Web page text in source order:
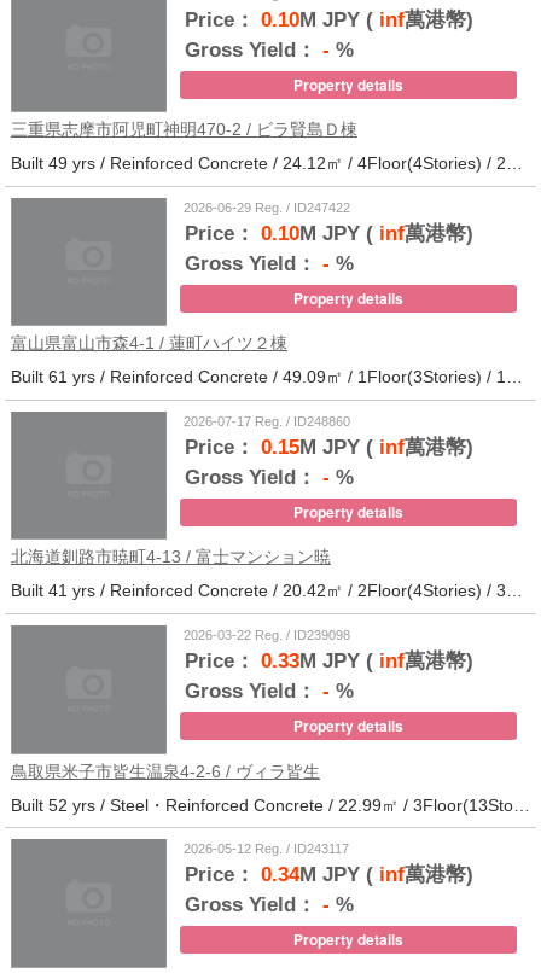
Price： 0.10M JPY (inf萬港幣)
Gross Yield： - %
Property details
三重県志摩市阿児町神明470-2 / ビラ賢島Ｄ棟
Built 49 yrs / Reinforced Concrete / 24.12㎡ / 4Floor(4Stories) / 25Units / Distance from the station.14
2026-06-29 Reg. / ID247422
Price： 0.10M JPY (inf萬港幣)
Gross Yield： - %
Property details
富山県富山市森4-1 / 蓮町ハイツ２棟
Built 61 yrs / Reinforced Concrete / 49.09㎡ / 1Floor(3Stories) / 12Units / Distance from the station.9
2026-07-17 Reg. / ID248860
Price： 0.15M JPY (inf萬港幣)
Gross Yield： - %
Property details
北海道釧路市暁町4-13 / 富士マンション暁
Built 41 yrs / Reinforced Concrete / 20.42㎡ / 2Floor(4Stories) / 32Units / Distance from the station.33
2026-03-22 Reg. / ID239098
Price： 0.33M JPY (inf萬港幣)
Gross Yield： - %
Property details
鳥取県米子市皆生温泉4-2-6 / ヴィラ皆生
Built 52 yrs / Steel・Reinforced Concrete / 22.99㎡ / 3Floor(13Stories) / 138Units / Distance from the station.
2026-05-12 Reg. / ID243117
Price： 0.34M JPY (inf萬港幣)
Gross Yield： - %
Property details